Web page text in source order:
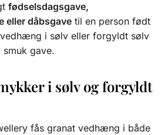
fødselsdagsgave,
eller dåbsgave til en person født
vedhæng i sølv eller forgyldt sølv
gave.
i sølv og forgyldt
fås granat vedhæng i både